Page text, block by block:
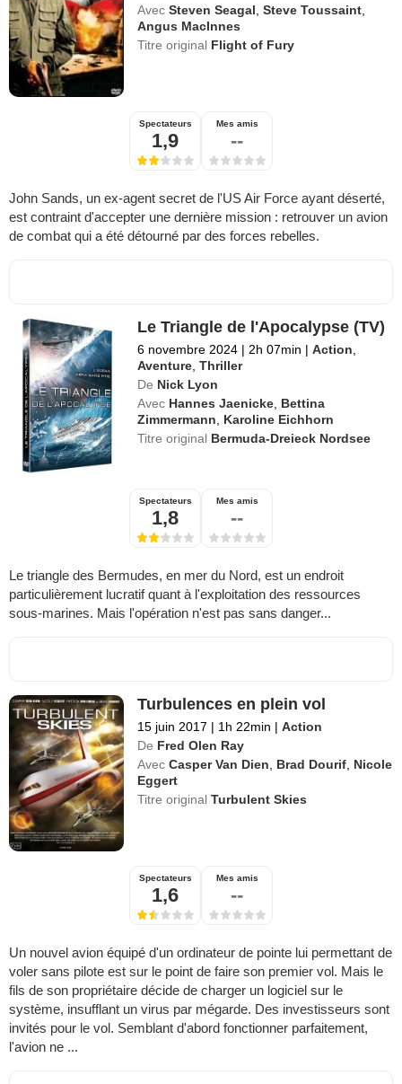
Avec Steven Seagal ,Steve Toussaint
Angus MacInnes
Titre original Flight of Fury
Spectateurs
1,9
Mes amis
--
John Sands, un ex-agent secret de l'US Air Force ayant déserté,
est contraint d'accepter une dernière mission : retrouver un avion
de combat qui a été détourné par des forces rebelles.
Le Triangle de l'Apocalypse (TV)
6 novembre 2024 | 2h 07min | Action
Aventure ,Thriller
De Nick Lyon
Avec Hannes Jaenicke Bettina
Zimmermann
Karoline Eichhorn
Titre original Bermuda-Dreieck Nordsee
Spectateurs
1,8
Mes amis
--
Le triangle des Bermudes, en mer du Nord, est un endroit
particulièrement lucratif quant à l'exploitation des ressources
sous-marines. Mais l'opération n'est pas sans danger...
Turbulences en plein vol
15 juin 2017 | 1h 22min | Action
De Fred Olen Ray
Avec Casper Van Dien Brad Dourif Nicole
Eggert
Titre originalTurbulent Skies
Spectateurs
1,6
Mes amis
--
Un nouvel avion équipé d'un ordinateur de pointe lui permettant de
voler sans pilote est sur le point de faire son premier vol. Mais le
fils de son propriétaire décide de charger un logiciel sur le
système, insufflant un virus par mégarde. Des investisseurs sont
invités pour le vol. Semblant d'abord fonctionner parfaitement,
l'avion ne ...